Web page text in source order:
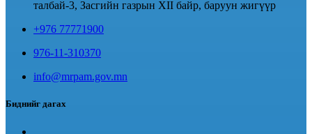
талбай-3, Засгийн газрын XII байр, баруун жигүүр
+976 77771900
976-11-310370
info@mrpam.gov.mn
Биднийг дагах